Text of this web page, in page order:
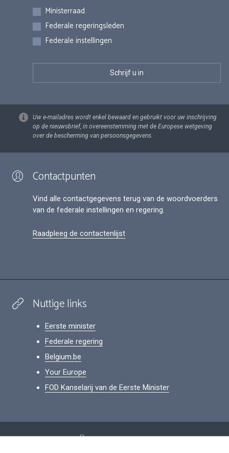
Inschrijvingen
Ministerraad
Federale regeringsleden
Federale instellingen
Uw e-mailadres wordt enkel bewaard en gebruikt voor uw inschrijving
op de nieuwsbrief, in overeenstemming met de Europese wetgeving
over de bescherming van persoonsgegevens.
Contactpunten
Vind alle contactgegevens terug van de woordvoerders
van de federale instellingen en regering.
Raadpleeg de contactenlijst
Nuttige links
Eerste minister
Federale regering
Belgium.be
Your Europe
FOD Kanselarij van de Eerste Minister
Persoonsgegevens